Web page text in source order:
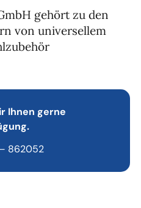
gehört zu den
von universellem
Ihnen gerne
862052